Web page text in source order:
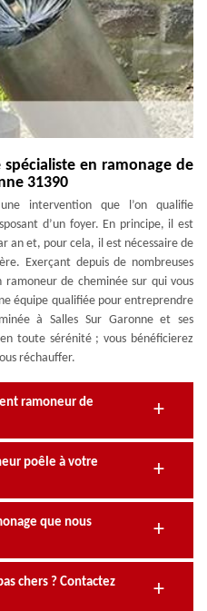
en ramonage de
31390
intervention que l’on qualifie
d’un foyer. En principe, il est
an et, pour cela, il est nécessaire de
Exerçant depuis de nombreuses
ramoneur de cheminée sur qui vous
équipe qualifiée pour entreprendre
à Salles Sur Garonne et ses
toute sérénité ; vous bénéficierez
réchauffer.
ramoneur de
poêle à votre
que nous
chers ? Contactez